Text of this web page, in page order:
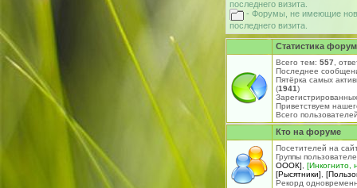
последнего визита.
- Форумы, не имеющие
последнего визита.
Статистика
Всего тем: 557 ,
Последнее
Пятёрка самых
(1941)
Приветствуем
Всего
Кто на форуме
Посетителей на
Группы
ОООК]
[Инкогнито,
[Рысятники]
Рекорд